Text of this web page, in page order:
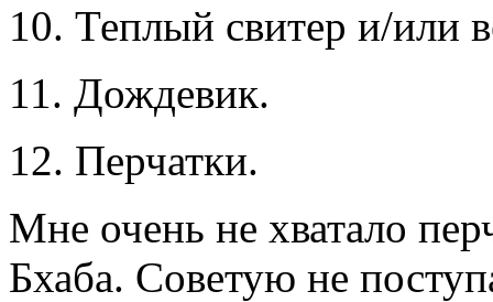
10. Теплый свитер и/или
11. Дождевик.
12. Перчатки.
Мне очень не хватало
Бхаба. Советую не